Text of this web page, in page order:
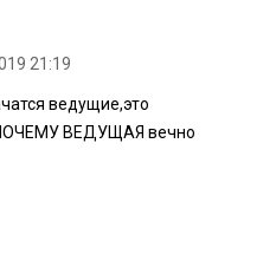
21:19
ведущие,это
ВЕДУЩАЯ вечно